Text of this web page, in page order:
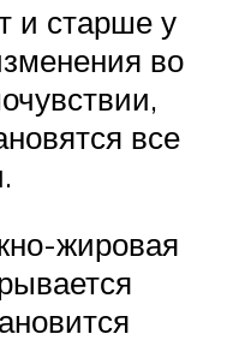
и старше у
во
все
жировая